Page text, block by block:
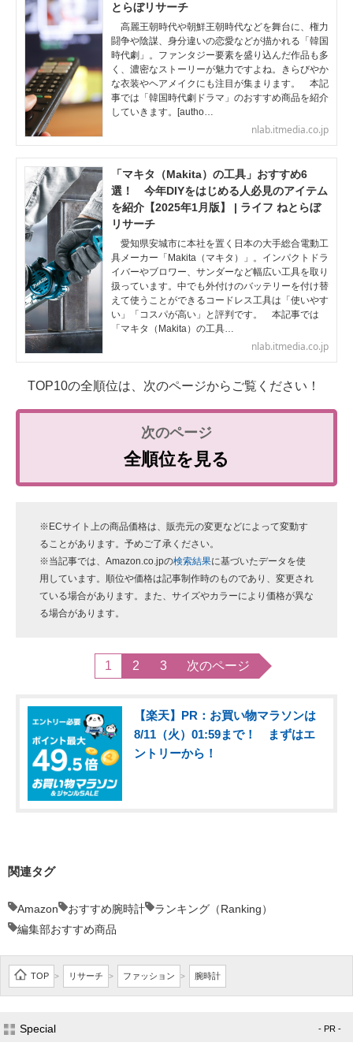
とらぼリサーチ
高麗王朝時代や朝鮮王朝時代などを舞台に、権力
闘争や陰謀、身分違いの恋愛などが描かれる「韓国
時代劇」。ファンタジー要素を盛り込んだ作品も多
く、濃密なストーリーが魅力ですよね。きらびやか
な衣装やヘアメイクにも注目が集まります。 本記
事では「韓国時代劇ドラマ」のおすすめ商品を紹介
していきます。[autho…
nlab.itmedia.co.jp
「マキタ（Makita）の工具」おすすめ6
選！ 今年DIYをはじめる人必見のアイテム
を紹介【2025年1月版】 | ライフ ねとらぼ
リサーチ
愛知県安城市に本社を置く日本の大手総合電動工
具メーカー「Makita（マキタ）」。インパクトドラ
イバーやブロワー、サンダーなど幅広い工具を取り
扱っています。中でも外付けのバッテリーを付け替
えて使うことができるコードレス工具は「使いやす
い」「コスパが高い」と評判です。 本記事では
「マキタ（Makita）の工具…
nlab.itmedia.co.jp
TOP10の全順位は、次のページからご覧ください！
全順位を見る
※ECサイト上の商品価格は、販売元の変更などによって変動す
ることがあります。予めご了承ください。
※当記事では、Amazon.co.jpの検索結果に基づいたデータを使
用しています。順位や価格は記事制作時のものであり、変更され
ている場合があります。また、サイズやカラーにより価格が異な
る場合があります。
1 2 3 次のページ
【楽天】PR：お買い物マラソンは
8/11（火）01:59まで！ まずはエ
ントリーから！
関連タグ
Amazon おすすめ腕時計
ランキング（Ranking）
編集部おすすめ商品
TOP > リサーチ > ファッション > 腕時計
Special - PR -